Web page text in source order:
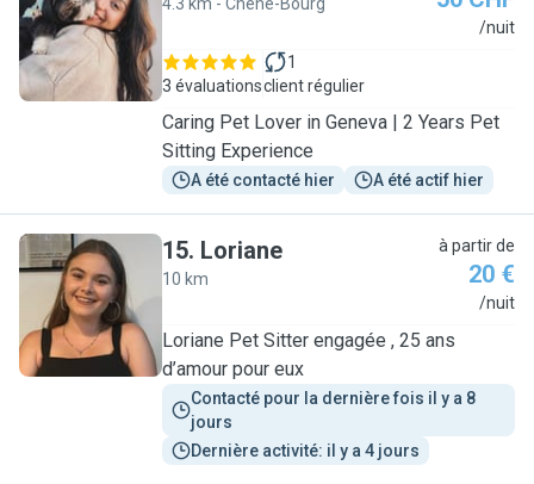
J /nuit
3 évaluations
1
client régulier
Caring Pet Lover in Geneva | 2 Years Pet
Sitting Experience
A été contacté hier A été actif hier
L
15. Loriane
10 km
à partir de
20 €
/nuit
Loriane Pet Sitter engagée , 25 ans
d’amour pour eux
Contacté pour la dernière fois il y a 8
jours
Dernière activité: il y a 4 jours